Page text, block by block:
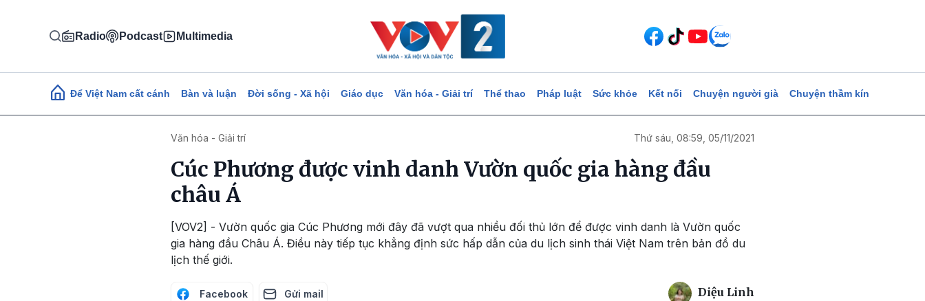
Radio Podcast Multimedia
Main navigation
Để Việt Nam cất cánh Bàn và luận Đời sống - Xã hội Giáo dục Văn hóa - Giải trí Thể thao Pháp luật Sức khỏe Kết nối Chuyện người già Chuyện thầm kín
Văn hóa - Giải trí Thứ sáu, 08:59, 05/11/2021
Cúc Phương được vinh danh Vườn quốc gia hàng đầu
châu Á
[VOV2] - Vườn quốc gia Cúc Phương mới đây đã vượt qua nhiều đối thủ lớn để được vinh danh là Vườn quốc
gia hàng đầu Châu Á. Điều này tiếp tục khẳng định sức hấp dẫn của du lịch sinh thái Việt Nam trên bản đồ du
lịch thế giới.
Facebook Gửi mail Diệu Linh